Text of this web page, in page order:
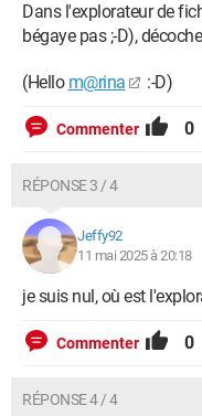
Dans l'explorateur de
bégaye pas ;-D),
(Hello m@rina :-D)
Commenter 0
RÉPONSE 3 / 4
Jeffy92
11 mai 2025 à 20:18
je suis nul, où est
Commenter 0
RÉPONSE 4 / 4